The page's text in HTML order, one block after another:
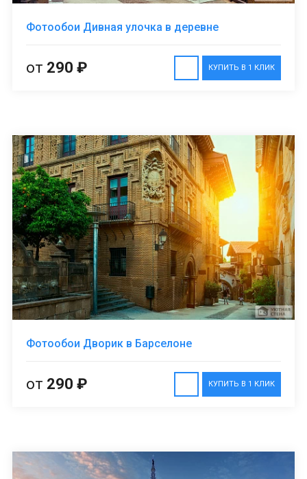
Фотообои Дивная улочка в деревне
КУПИТЬ В 1 КЛИК
от 290 ₽
Фотообои Дворик в Барселоне
КУПИТЬ В 1 КЛИК
от 290 ₽